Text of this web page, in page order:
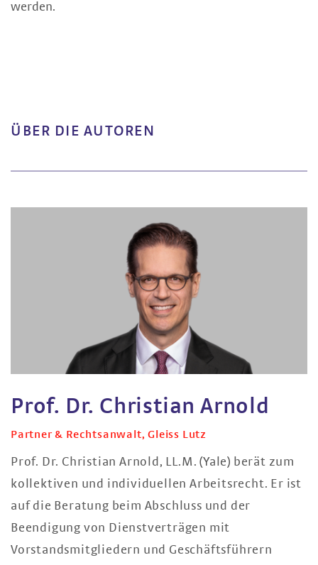
werden.
ÜBER DIE AUTOREN
Prof. Dr. Christian Arnold
Partner & Rechtsanwalt, Gleiss Lutz
Prof. Dr. Christian Arnold, LL.M. (Yale) berät zum
kollektiven und individuellen Arbeitsrecht. Er ist
auf die Beratung beim Abschluss und der
Beendigung von Dienstverträgen mit
Vorstandsmitgliedern und Geschäftsführern